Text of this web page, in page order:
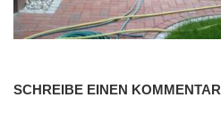
SCHREIBE EINEN KOMMENTAR